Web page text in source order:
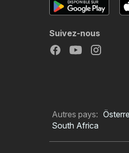
Suivez-nous
Autres pays:
South Africa